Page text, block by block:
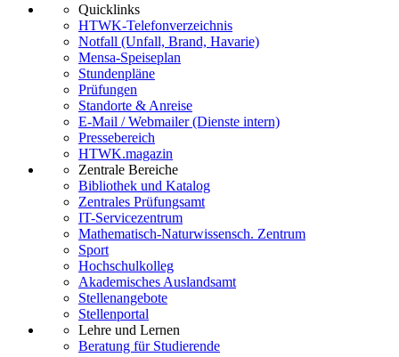
Quicklinks
HTWK-Telefonverzeichnis
Notfall (Unfall, Brand, Havarie)
Mensa-Speiseplan
Stundenpläne
Prüfungen
Standorte & Anreise
E-Mail / Webmailer (Dienste intern)
Pressebereich
HTWK.magazin
Zentrale Bereiche
Bibliothek und Katalog
Zentrales Prüfungsamt
IT-Servicezentrum
Mathematisch-Naturwissensch. Zentrum
Sport
Hochschulkolleg
Akademisches Auslandsamt
Stellenangebote
Stellenportal
Lehre und Lernen
Beratung für Studierende